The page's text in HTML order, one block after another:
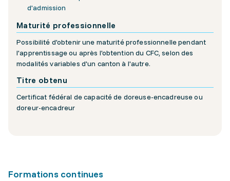
d'admission
Maturité professionnelle
Possibilité d'obtenir une maturité professionnelle pendant
l'apprentissage ou après l'obtention du CFC, selon des
modalités variables d'un canton à l'autre.
Titre obtenu
Certificat fédéral de capacité de doreuse-encadreuse ou
doreur-encadreur
Formations continues